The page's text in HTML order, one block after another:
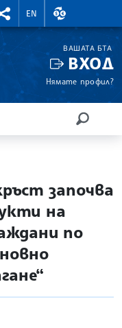
RIGHTMENU.SOCIAL
EN
ВАЛУТНИ
ВАШАТА БТА
ВХОД
Нямате профил?
започва
на
по